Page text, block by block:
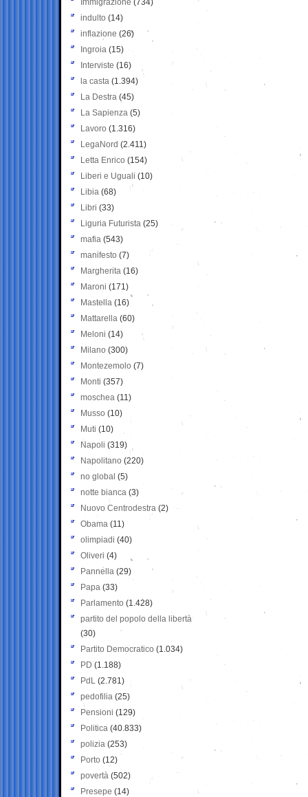
Immigrazione (734)
indulto (14)
inflazione (26)
Ingroia (15)
Interviste (16)
la casta (1.394)
La Destra (45)
La Sapienza (5)
Lavoro (1.316)
LegaNord (2.411)
Letta Enrico (154)
Liberi e Uguali (10)
Libia (68)
Libri (33)
Liguria Futurista (25)
mafia (543)
manifesto (7)
Margherita (16)
Maroni (171)
Mastella (16)
Mattarella (60)
Meloni (14)
Milano (300)
Montezemolo (7)
Monti (357)
moschea (11)
Musso (10)
Muti (10)
Napoli (319)
Napolitano (220)
no global (5)
notte bianca (3)
Nuovo Centrodestra (2)
Obama (11)
olimpiadi (40)
Oliveri (4)
Pannella (29)
Papa (33)
Parlamento (1.428)
partito del popolo della libertà
(30)
Partito Democratico (1.034)
PD (1.188)
PdL (2.781)
pedofilia (25)
Pensioni (129)
Politica (40.833)
polizia (253)
Porto (12)
povertà (502)
Presepe (14)